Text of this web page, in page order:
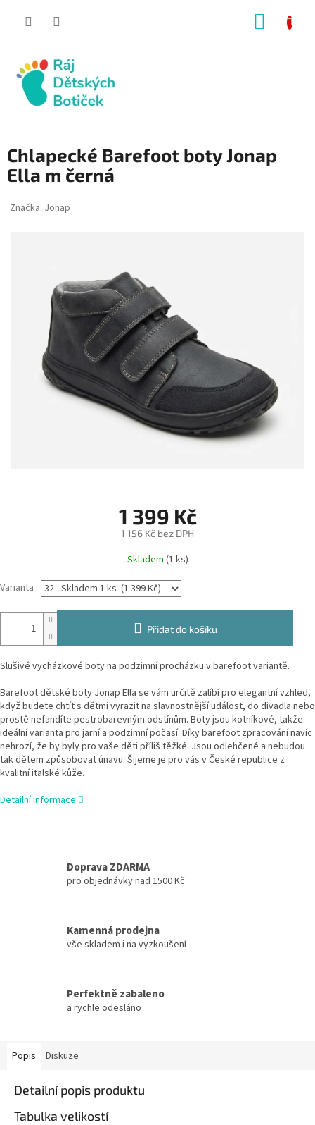
Chlapecké Barefoot boty Jonap
Ella m černá
Značka: Jonap
1 399 Kč
1 156 Kč bez DPH
Měrná
cena:
Skladem (1 ks)
Varianta
Přidat do košíku
Slušivé vycházkové boty na podzimní procházku v barefoot variantě.
Barefoot dětské boty Jonap Ella se vám určitě zalíbí pro elegantní vzhled,
když budete chtít s dětmi vyrazit na slavnostnější událost, do divadla nebo
prostě nefandíte pestrobarevným odstínům. Boty jsou kotníkové, takže
ideální varianta pro jarní a podzimní počasí. Díky barefoot zpracování navíc
nehrozí, že by byly pro vaše děti příliš těžké. Jsou odlehčené a nebudou
tak dětem způsobovat únavu. Šijeme je pro vás v České republice z
kvalitní italské kůže.
Detailní informace
Doprava ZDARMA
pro objednávky nad 1500 Kč
Kamenná prodejna
vše skladem i na vyzkoušení
Perfektně zabaleno
a rychle odesláno
Popis Diskuze
Detailní popis produktu
Tabulka velikostí